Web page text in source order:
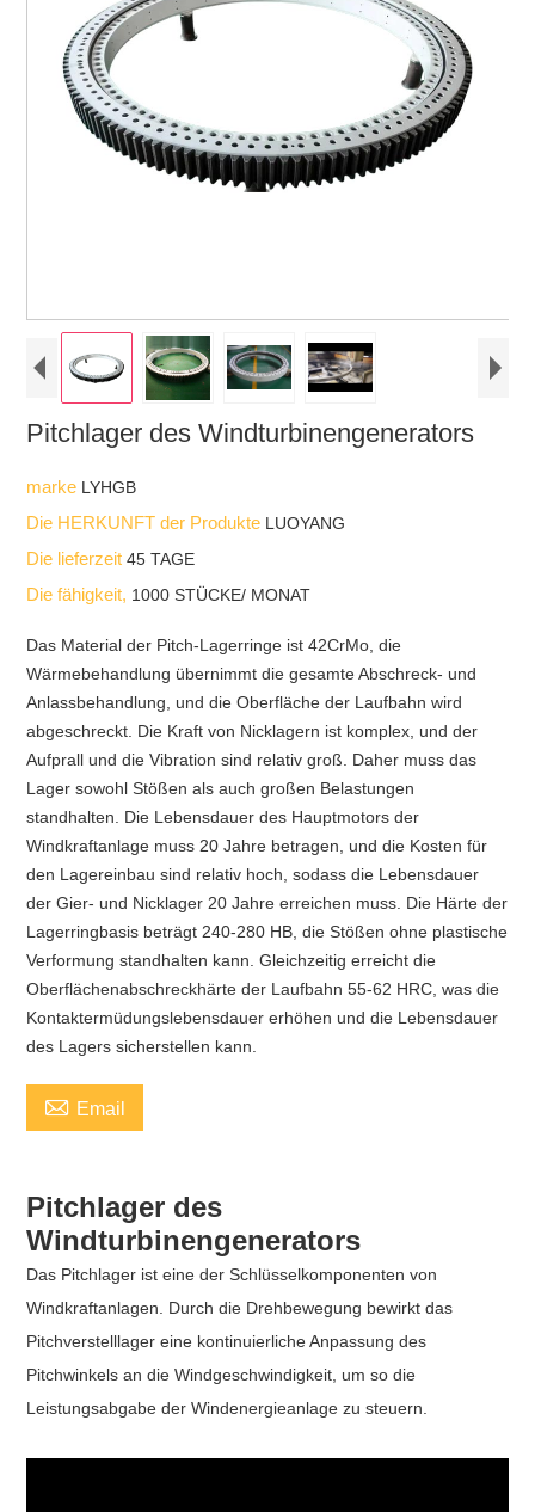
Pitchlager des Windturbinengenerators
marke LYHGB
Die HERKUNFT der Produkte LUOYANG
Die lieferzeit45 TAGE
Die fähigkeit, 1000 STÜCKE/ MONAT
Das Material der Pitch-Lagerringe ist 42CrMo, die
Wärmebehandlung übernimmt die gesamte Abschreck- und
Anlassbehandlung, und die Oberfläche der Laufbahn wird
abgeschreckt. Die Kraft von Nicklagern ist komplex, und der
Aufprall und die Vibration sind relativ groß. Daher muss das
Lager sowohl Stößen als auch großen Belastungen
standhalten. Die Lebensdauer des Hauptmotors der
Windkraftanlage muss 20 Jahre betragen, und die Kosten für
den Lagereinbau sind relativ hoch, sodass die Lebensdauer
der Gier- und Nicklager 20 Jahre erreichen muss. Die Härte der
Lagerringbasis beträgt 240-280 HB, die Stößen ohne plastische
Verformung standhalten kann. Gleichzeitig erreicht die
Oberflächenabschreckhärte der Laufbahn 55-62 HRC, was die
Kontaktermüdungslebensdauer erhöhen und die Lebensdauer
des Lagers sicherstellen kann.
 Email
Pitchlager des
Windturbinengenerators
Das Pitchlager ist eine der Schlüsselkomponenten von
Windkraftanlagen. Durch die Drehbewegung bewirkt das
Pitchverstelllager eine kontinuierliche Anpassung des
Pitchwinkels an die Windgeschwindigkeit, um so die
Leistungsabgabe der Windenergieanlage zu steuern.